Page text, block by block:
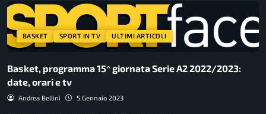
BASKET SPORT IN TV ULTIMI ARTICOLI
Basket, programma 15^ giornata Serie A2 2022/2023:
date, orari e tv
Andrea Bellini 5 Gennaio 2023